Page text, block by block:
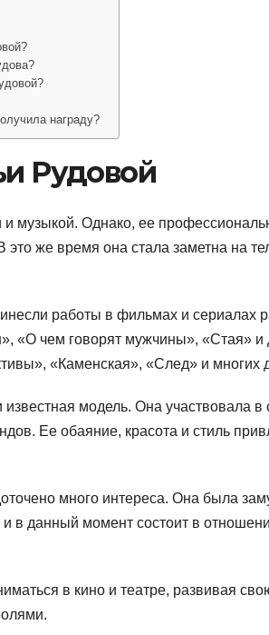
награду?
Рудовой
музыкой. Однако, ее
же время она стала заметна на
работы в фильмах и сериалах
«О чем говорят мужчины», «Стая» и
«Каменская», «След» и многих
известная модель. Она участвовала
Ее обаяние, красота и стиль
много интереса. Она была
в данный момент состоит в
в кино и театре, развивая